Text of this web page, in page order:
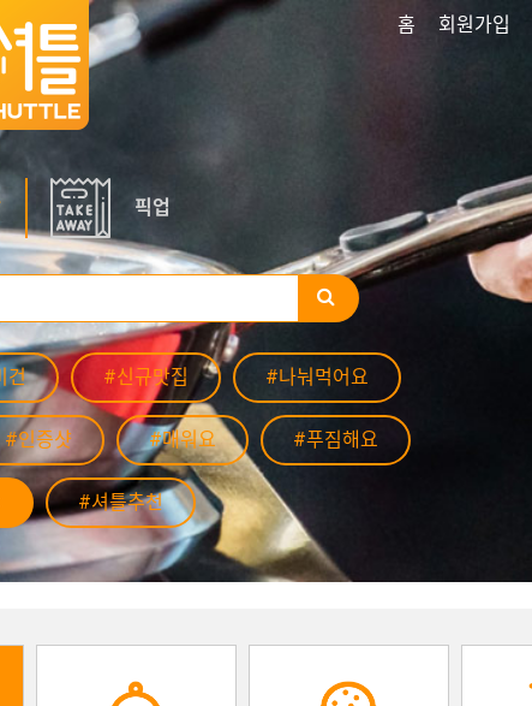
픽업
건 #신규맛집 #나눠먹어요
#인증샷 #매워요 #푸짐해요
#셔틀추천
홈 회원가입